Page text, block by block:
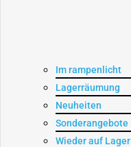
Im rampenlicht
Lagerräumung
Neuheiten
Sonderangebote
Wieder auf Lager